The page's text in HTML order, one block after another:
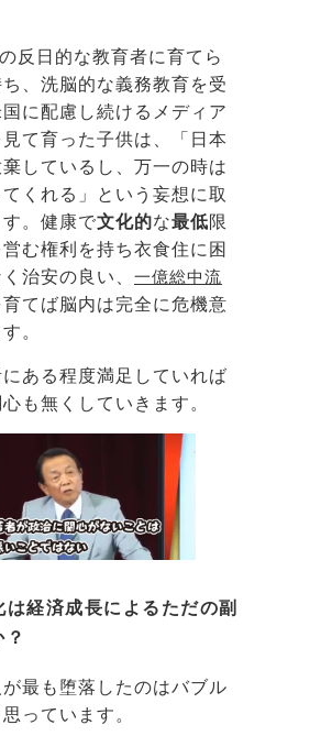
反日的な教育者に育てら
、洗脳的な義務教育を受
に配慮し続けるメディア
て育った子供は、「日本
しているし、万一の時は
くれる」という妄想に取
。健康で文化的な最低限
営む権利を持ち衣食住に困
治安の良い、 一億総中流
てば脳内は完全に危機意
。
ある程度満足していれば
も無くしていきます。
は経済成長によるただの副
最も堕落したのはバブル
っています。